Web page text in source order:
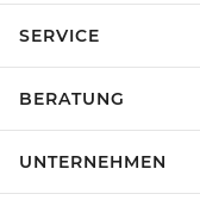
SERVICE
BERATUNG
UNTERNEHMEN